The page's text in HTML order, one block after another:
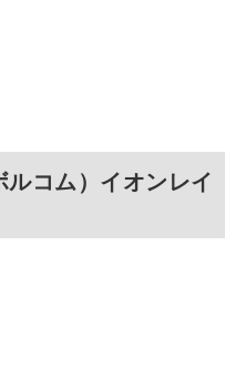
コム）イオンレイ